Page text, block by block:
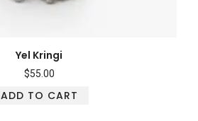
Yel Kringi
$55.00
ADD TO CART